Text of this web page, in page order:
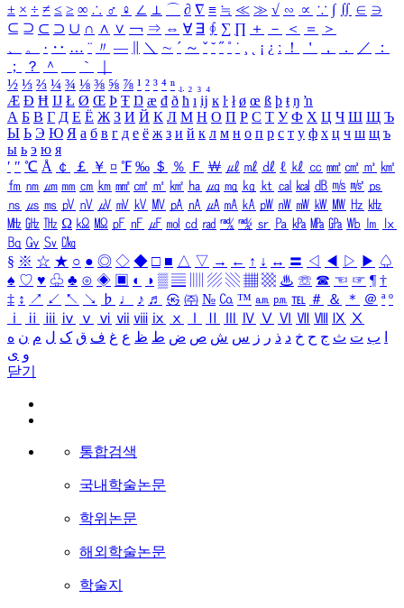
± × ÷ ≠ ≤ ≥ ∞ ∴ ♂ ♀ ∠ ⊥ ⌒ ∂ ∇ ≡ ≒ ≪ ≫ √ ∽ ∝ ∵ ∫ ∬ ∈ ∋
⊆ ⊇ ⊂ ⊃ ∪ ∩ ∧ ∨ ￢ ⇒ ⇔ ∀ ∃ ∮ ∑ ∏ ＋ － ＜ ＝
＞
、
。 · ‥ … ¨ 〃 ― ＼ ∼ ´ ～ ˇ ˘ ˝ ˚ ˙ ¸ ¡ ¿ ː ！ ＇ ， ． ／
：
；
？ ＾ ｀
½ ⅓ ⅔ ¼ ¾ ⅛ ⅜ ⅝ ⅞ ¹ ² ³ ⁴ ⁿ ₁ ₂ ₃ ₄
Æ Ð Ħ Ĳ Ł Ø Œ Þ Ŧ Ŋ æ đ ð ħ ı ĳ ĸ ŀ ł ø œ ß þ ŧ ŋ ŉ
А Б В Г Д Е Ё Ж З И Й К Л М Н О П Р С Т У Ф Х Ц Ч Ш Щ Ъ
Ы Ь Э Ю Я а б в г д е ё ж з и й к л м н о п р с т у ф х ц ч ш щ ъ
ы ь э ю я
′ ″ ℃ Å ￠ ￡ ￥ ¤ ℉ ‰ ＄ ％ Ｆ ￦ ㎕ ㎖ ㎗ ℓ ㎘ ㏄ ㎣ ㎤ ㎥ ㎦
㎙ ㎚ ㎛ ㎜ ㎝ ㎞ ㎟ ㎠ ㎡ ㎢ ㏊ ㎍ ㎎ ㎏ ㏏ ㎈ ㎉ ㏈ ㎧ ㎨ ㎰
㎱ ㎲ ㎳ ㎴ ㎵ ㎶ ㎷ ㎸ ㎹ ㎀ ㎁ ㎂ ㎃ ㎄ ㎺ ㎻ ㎽ ㎾ ㎿ ㎐ ㎑
㎒ ㎓ ㎔ Ω ㏀ ㏁ ㎊ ㎋ ㎌ ㏖ ㏅ ㎭ ㎮ ㎯ ㏛ ㎩ ㎪ ㎫ ㎬ ㏝ ㏐
㏓
㏃ ㏉ ㏜ ㏆
§ ※ ☆ ★ ○ ● ◎ ◇ ◆ □ ■ △ ▽ → ← ↑ ↓ ↔ 〓 ◁ ◀ ▷ ▶ ♤
♠ ♡ ♥ ♧ ♣ ⊙ ◈ ▣ ◐ ◑ ▒ ▤ ▨ ▧ ▦ ▩ ♨ ☏ ☎ ☜ ☞ ¶ †
‡ ↕ ↗ ↙ ↖ ↘ ♭ ♩ ♪ ♬ ㉿ ㈜ № ㏇ ™ ㏂ ㏘ ℡ ＃ ＆ ＊ ＠ ª º
ⅰ
ⅱ ⅲ ⅳ ⅴ ⅵ ⅶ ⅷ ⅸ ⅹ Ⅳ Ⅴ Ⅵ Ⅶ Ⅷ Ⅸ Ⅹ
ب ت ث ج ح خ د ذ ر ز س ش ص ض ط ظ ع غ ف ق ک ل م ن ه
و ی
닫기
통합검색
국내학술논문
학위논문
해외학술논문
학술지